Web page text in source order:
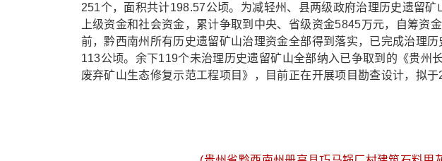
251个，面积共计198.57公顷。为减轻州、县两级政府治理历史遗留
上级资金和社会资金，累计争取到中央、省级资金5845万元，自筹资
前，黔西南州所有历史遗留矿山治理资金全部得到落实，已完成治理
113公顷。余下119个未治理历史遗留矿山全部纳入已争取到的《贵州
废弃矿山生态修复示范工程项目》，目前正在开展项目勘查设计，拟于